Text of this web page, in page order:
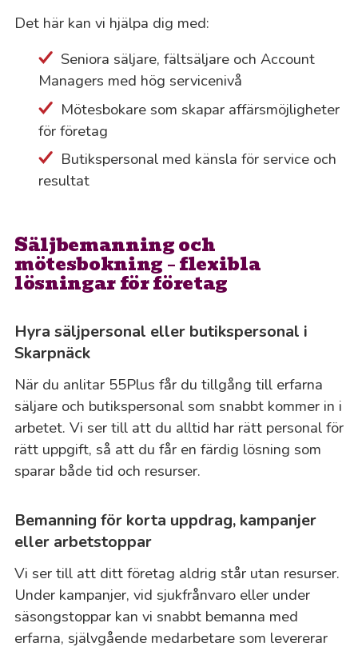
Det här kan vi hjälpa dig med:
Seniora säljare, fältsäljare och Account
Managers med hög servicenivå
Mötesbokare som skapar affärsmöjligheter
för företag
Butikspersonal med känsla för service och
resultat
Säljbemanning och
mötesbokning – flexibla
lösningar för företag
Hyra säljpersonal eller butikspersonal i
Skarpnäck
När du anlitar 55Plus får du tillgång till erfarna
säljare och butikspersonal som snabbt kommer in i
arbetet. Vi ser till att du alltid har rätt personal för
rätt uppgift, så att du får en färdig lösning som
sparar både tid och resurser.
Bemanning för korta uppdrag, kampanjer
eller arbetstoppar
Vi ser till att ditt företag aldrig står utan resurser.
Under kampanjer, vid sjukfrånvaro eller under
säsongstoppar kan vi snabbt bemanna med
erfarna, självgående medarbetare som levererar